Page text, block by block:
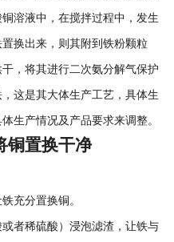
溶液中，在搅拌过程中，发生
换出来，则其附到铁粉颗粒
，将其进行二次氨分解气保护
这是其大体生产工艺，具体生
生产情况及产品要求来调整。
铜置换干净
充分置换铜。
者稀硫酸）浸泡滤渣，让铁与